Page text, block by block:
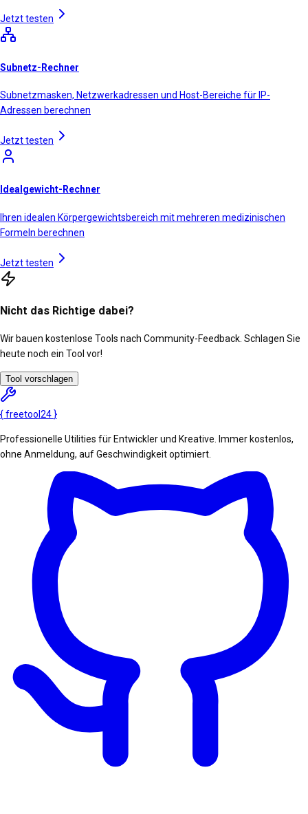
Jetzt testen
Subnetz-Rechner
Subnetzmasken, Netzwerkadressen und Host-Bereiche für IP-
Adressen berechnen
Jetzt testen
Idealgewicht-Rechner
Ihren idealen Körpergewichtsbereich mit mehreren medizinischen
Formeln berechnen
Jetzt testen
Nicht das Richtige dabei?
Wir bauen kostenlose Tools nach Community-Feedback. Schlagen Sie
heute noch ein Tool vor!
Tool vorschlagen
{freetool 24 }
Professionelle Utilities für Entwickler und Kreative. Immer kostenlos,
ohne Anmeldung, auf Geschwindigkeit optimiert.